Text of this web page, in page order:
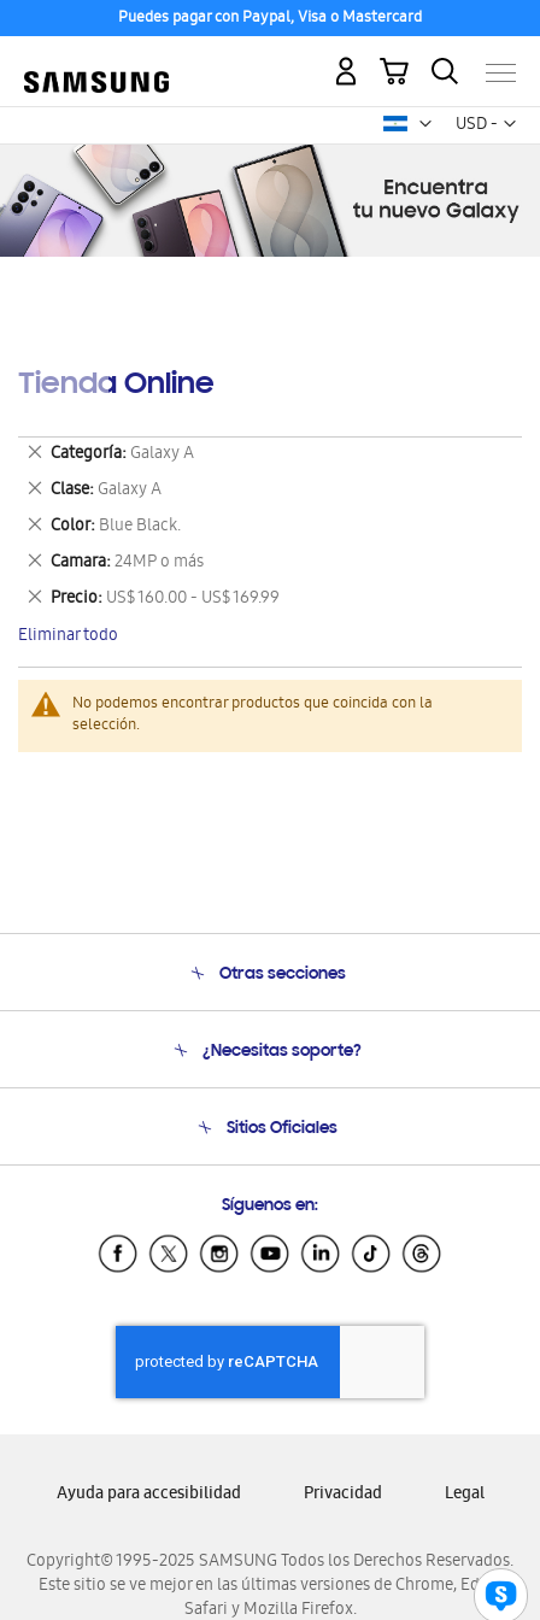
Puedes pagar con Paypal, Visa o Mastercard
USD -
dólar
Mi carrito
Tienda Online
No podemos encontrar productos que coincida con la
selección.
Categoría Galaxy A
Eliminar
este
artículo
Clase Galaxy A
Eliminar
este
artículo
Color Blue Black.
Eliminar
este
artículo
Camara 24MP o más
Eliminar
este
artículo
Precio US$ 160.00 - US$ 169.99
Eliminar
este
artículo
Eliminar todo
Otras secciones
Soporte
¿Necesitas soporte?
Soporte vía eMail
Sitios Oficiales
Samsung Ecuador
Samsung El Salvador
Samsung Honduras
Samsung Nicaragua
Samsung Panamá
Samsung Venezuela
Síguenos en:
Copyright© 1995-2025 SAMSUNG Todos los Derechos Reservados.
Este sitio se ve mejor en las últimas versiones de Chrome, Edge,
Safari y Mozilla Firefox.
Ayuda para accesibilidad Privacidad Legal